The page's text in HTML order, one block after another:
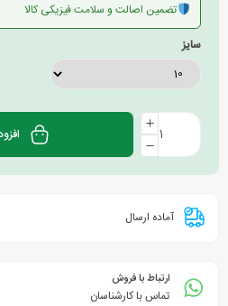
تضمین اصالت و سلامت فیزیکی کالا
سایز
آماده ارسال
ارتباط با فروش
تماس با کارشناسان